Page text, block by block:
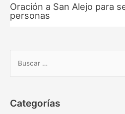
Oración a San Alejo para
personas
a
Categorías